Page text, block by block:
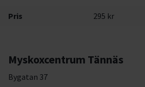
Pris 295 kr
Myskoxcentrum Tännäs
Bygatan 37